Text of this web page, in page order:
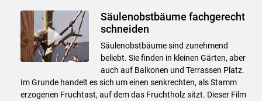
Säulenobstbäume fachgerecht
schneiden
Säulenobstbäume sind zunehmend
beliebt. Sie finden in kleinen Gärten, aber
auch auf Balkonen und Terrassen Platz.
Im Grunde handelt es sich um einen senkrechten, als Stamm
erzogenen Fruchtast, auf dem das Fruchtholz sitzt. Dieser Film